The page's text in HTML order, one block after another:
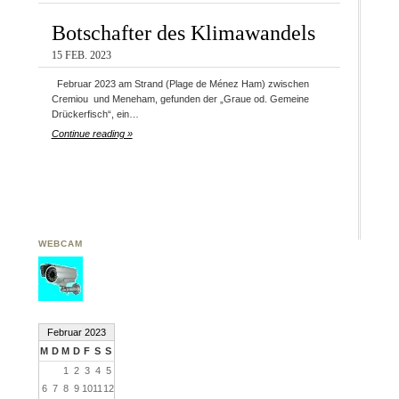
Botschafter des Klimawandels
15 FEB. 2023
Februar 2023 am Strand (Plage de Ménez Ham) zwischen
Cremiou und Meneham, gefunden der „Graue od. Gemeine
Drückerfisch“, ein…
Continue reading »
WEBCAM
Februar 2023
M
D M D F S S
1
2 3 4 5
6 7 8 9 1011 12